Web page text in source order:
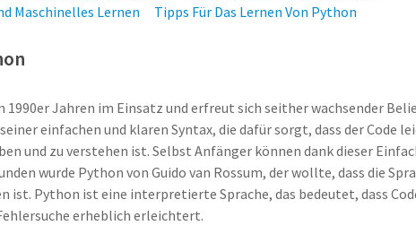
Maschinelles Lernen
Tipps Für Das Lernen Von Python
Jahren im Einsatz und erfreut sich seither wachsender
einfachen und klaren Syntax, die dafür sorgt, dass der Code
und zu verstehen ist. Selbst Anfänger können dank dieser
wurde Python von Guido van Rossum, der wollte, dass die
ist. Python ist eine interpretierte Sprache, das bedeutet, dass
erheblich erleichtert.